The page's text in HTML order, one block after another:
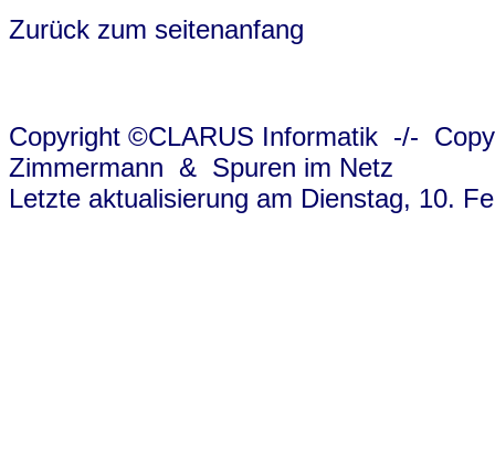
Zurück zum seitenanfang
Copyright ©CLARUS Informatik -/-
Zimmermann & Spuren im Netz
Letzte aktualisierung am Dienstag, 10.